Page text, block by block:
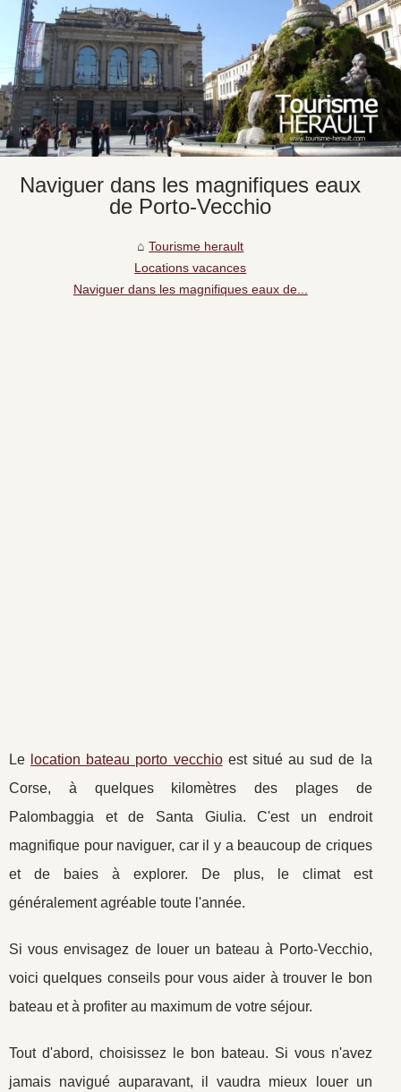
Naviguer dans les magnifiques eaux
de Porto-Vecchio
Tourisme herault
Locations vacances
Naviguer dans les magnifiques eaux de...
Le location bateau porto vecchioest situé au sud de la
Corse, à quelques kilomètres des plages de
Palombaggia et de Santa Giulia. C'est un endroit
magnifique pour naviguer, car il y a beaucoup de criques
et de baies à explorer. De plus, le climat est
généralement agréable toute l'année.
Si vous envisagez de louer un bateau à Porto-Vecchio,
voici quelques conseils pour vous aider à trouver le bon
bateau et à profiter au maximum de votre séjour.
Tout d'abord, choisissez le bon bateau. Si vous n'avez
jamais navigué auparavant, il vaudra mieux louer un